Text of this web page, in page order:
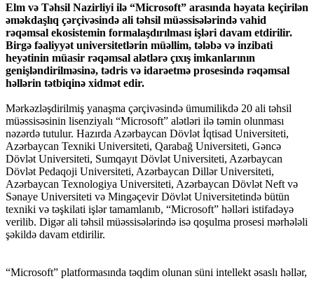
Elm və Təhsil Nazirliyi ilə “Microsoft” arasında həyata keçirilən
əməkdaşlıq çərçivəsində ali təhsil müəssisələrində vahid
rəqəmsal ekosistemin formalaşdırılması işləri davam etdirilir.
Birgə fəaliyyət universitetlərin müəllim, tələbə və inzibati
heyətinin müasir rəqəmsal alətlərə çıxış imkanlarının
genişləndirilməsinə, tədris və idarəetmə prosesində rəqəmsal
həllərin tətbiqinə xidmət edir.
Mərkəzləşdirilmiş yanaşma çərçivəsində ümumilikdə 20 ali təhsil
müəssisəsinin lisenziyalı “Microsoft” alətləri ilə təmin olunması
nəzərdə tutulur. Hazırda Azərbaycan Dövlət İqtisad Universiteti,
Azərbaycan Texniki Universiteti, Qarabağ Universiteti, Gəncə
Dövlət Universiteti, Sumqayıt Dövlət Universiteti, Azərbaycan
Dövlət Pedaqoji Universiteti, Azərbaycan Dillər Universiteti,
Azərbaycan Texnologiya Universiteti, Azərbaycan Dövlət Neft və
Sənaye Universiteti və Mingəçevir Dövlət Universitetində bütün
texniki və təşkilati işlər tamamlanıb, “Microsoft” həlləri istifadəyə
verilib. Digər ali təhsil müəssisələrində isə qoşulma prosesi mərhələli
şəkildə davam etdirilir.
“Microsoft” platformasında təqdim olunan süni intellekt əsaslı həllər,